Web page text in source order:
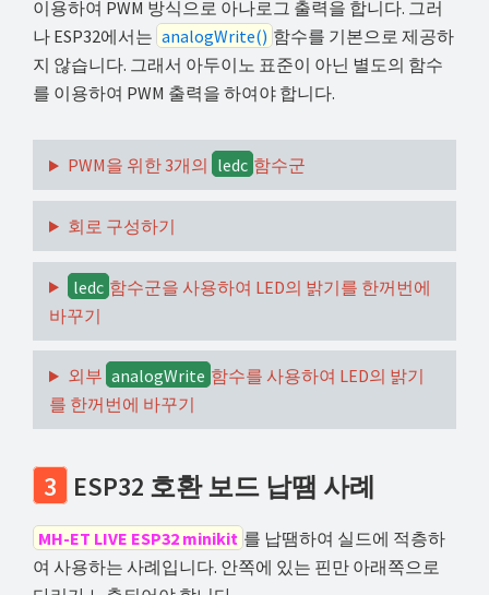
이용하여 PWM 방식으로 아나로그 출력을 합니다. 그러
나 ESP32에서는 analogWrite() 함수를 기본으로 제공하
지 않습니다. 그래서 아두이노 표준이 아닌 별도의 함수
를 이용하여 PWM 출력을 하여야 합니다.
PWM을 위한 3개의 ledc 함수군
회로 구성하기
ledc 함수군을 사용하여 LED의 밝기를 한꺼번에
바꾸기
외부 analogWrite 함수를 사용하여 LED의 밝기
를 한꺼번에 바꾸기
3 ESP32 호환 보드 납땜 사례
MH-ET LIVE ESP32 minikit 를 납땜하여 실드에 적층하
여 사용하는 사례입니다. 안쪽에 있는 핀만 아래쪽으로